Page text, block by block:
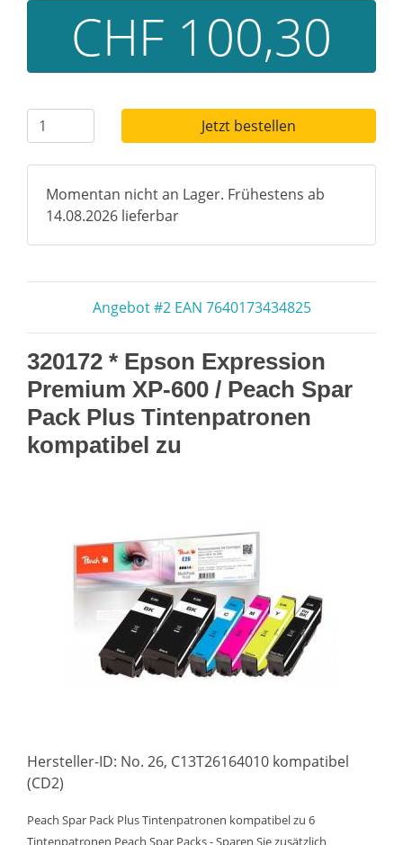
CHF 100,30
Jetzt bestellen
Momentan nicht an Lager. Frühestens ab
14.08.2026 lieferbar
Angebot #2 EAN 7640173434825
320172 * Epson Expression
Premium XP-600 / Peach Spar
Pack Plus Tintenpatronen
kompatibel zu
Hersteller-ID: No. 26, C13T26164010 kompatibel
(CD2)
Peach Spar Pack Plus Tintenpatronen kompatibel zu 6
Tintenpatronen Peach Spar Packs - Sparen Sie zusätzlich